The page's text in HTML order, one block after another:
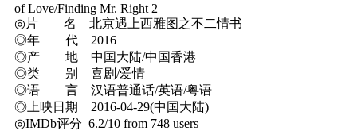
of Love/Finding Mr. Right 2
◎片 名 北京遇上西雅图之不二情书
◎年 代 2016
◎产 地 中国大陆/中国香港
◎类 别 喜剧/爱情
◎语 言 汉语普通话/英语/粤语
◎上映日期 2016-04-29(中国大陆)
◎IMDb评分 6.2/10 from 748 users